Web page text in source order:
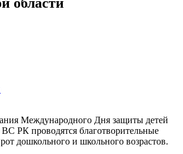
Международного Дня защиты детей
РК проводятся благотворительные
дошкольного и школьного возрастов.